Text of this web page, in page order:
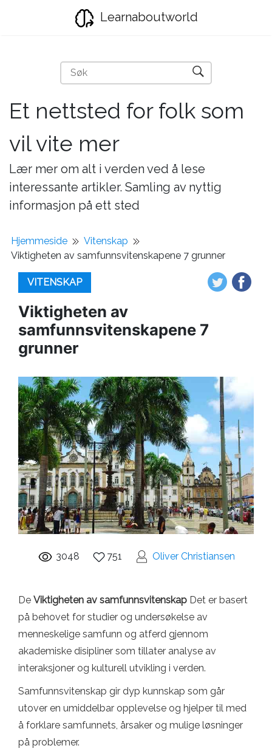
Learnaboutworld
Et nettsted for folk som
vil vite mer
Lær mer om alt i verden ved å lese
interessante artikler. Samling av nyttig
informasjon på ett sted
Hjemmeside
Vitenskap
Viktigheten av samfunnsvitenskapene 7 grunner
VITENSKAP
Viktigheten av
samfunnsvitenskapene 7
grunner
3048 751 Oliver Christiansen
De Viktigheten av samfunnsvitenskap Det er basert
på behovet for studier og undersøkelse av
menneskelige samfunn og atferd gjennom
akademiske disipliner som tillater analyse av
interaksjoner og kulturell utvikling i verden.
Samfunnsvitenskap gir dyp kunnskap som går
utover en umiddelbar opplevelse og hjelper til med
å forklare samfunnets, årsaker og mulige løsninger
på problemer.